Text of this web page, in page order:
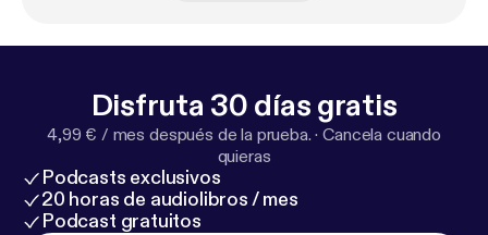
Disfruta 30 días gratis
4,99 € / mes después de la prueba. ·Cancela cuando
quieras
Podcasts exclusivos
20 horas de audiolibros / mes
Podcast gratuitos